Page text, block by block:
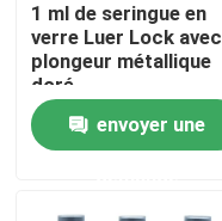
Maison
Produits
1 ml de seringue en
verre Luer Lock avec
plongeur métallique
doré
envoyer une